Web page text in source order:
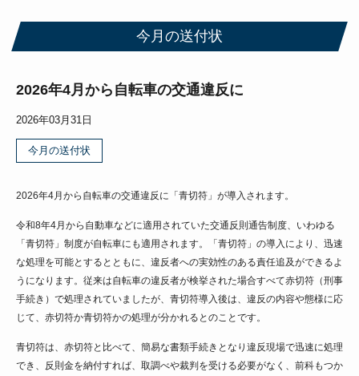
今月の送付状
2026年4月から自転車の交通違反に
2026年03月31日
今月の送付状
2026年4月から自転車の交通違反に「青切符」が導入されます。
令和8年4月から自動車などに適用されていた交通反則通告制度、いわゆる
「青切符」制度が自転車にも適用されます。「青切符」の導入により、迅速
な処理を可能とするとともに、違反者への実効性のある責任追及ができるよ
うになります。従来は自転車の違反者が検挙された場合すべて赤切符（刑事
手続き）で処理されていましたが、青切符導入後は、違反の内容や態様に応
じて、赤切符か青切符かの処理が分かれるとのことです。
青切符は、赤切符と比べて、簡易な書類手続きとなり違反現場で迅速に処理
でき、反則金を納付すれば、取調べや裁判を受ける必要がなく、前科もつか